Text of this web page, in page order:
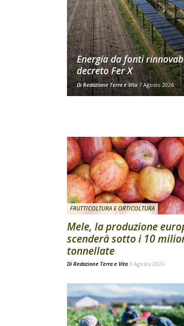
Energia da fonti
decreto Fer X
DiRedazione Terra e Vita 7 Agosto 2026
FRUTTICOLTURA E ORTICOLTURA
Mele, la produzione
scenderà sotto i 10
tonnellate
Di Redazione Terra e Vita 6 Agosto 2026